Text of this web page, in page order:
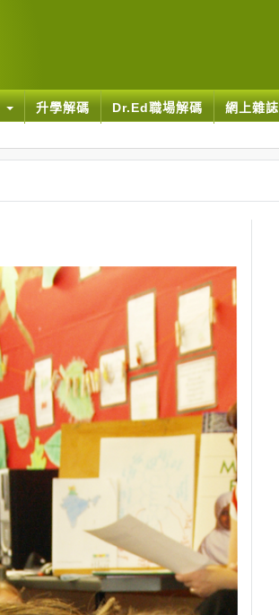
升學解碼 Dr.Ed職場解碼 網上雜誌